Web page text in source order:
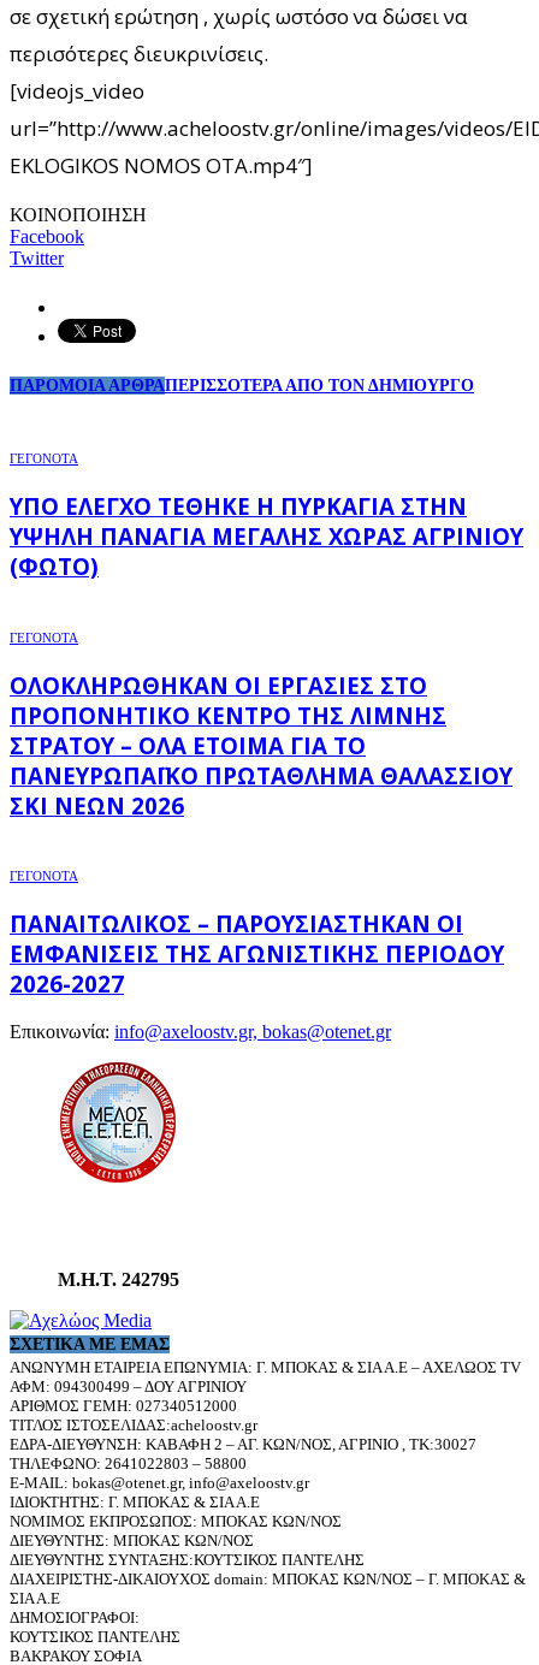
σε σχετική ερώτηση , χωρίς ωστόσο να δώσει να
περισότερες διευκρινίσεις.
[videojs_video
url=”http://www.acheloostv.gr/online/images/videos/
EKLOGIKOS NOMOS OTA.mp4″]
ΚΟΙΝΟΠΟΙΗΣΗ
Facebook
Twitter
ΠΑΡΟΜΟΙΑ ΑΡΘΡΑΠΕΡΙΣΣΟΤΕΡΑ ΑΠΟ ΤΟΝ ΔΗΜΙΟΥΡΓΟ
ΓΕΓΟΝΟΤΑ
ΥΠΌ ΈΛΕΓΧΟ ΤΈΘΗΚΕ Η ΠΥΡΚΑΓΙΆ ΣΤΗΝ
ΥΨΗΛΉ ΠΑΝΑΓΙΆ ΜΕΓΆΛΗΣ ΧΏΡΑΣ ΑΓΡΙΝΊΟΥ
(ΦΩΤΌ)
ΓΕΓΟΝΟΤΑ
ΟΛΟΚΛΗΡΏΘΗΚΑΝ ΟΙ ΕΡΓΑΣΊΕΣ ΣΤΟ
ΠΡΟΠΟΝΗΤΙΚΌ ΚΈΝΤΡΟ ΤΗΣ ΛΊΜΝΗΣ
ΣΤΡΆΤΟΥ – ΌΛΑ ΈΤΟΙΜΑ ΓΙΑ ΤΟ
ΠΑΝΕΥΡΩΠΑΪΚΌ ΠΡΩΤΆΘΛΗΜΑ ΘΑΛΆΣΣΙΟΥ
ΣΚΙ ΝΈΩΝ 2026
ΓΕΓΟΝΟΤΑ
ΠΑΝΑΙΤΩΛΙΚΌΣ – ΠΑΡΟΥΣΙΆΣΤΗΚΑΝ ΟΙ
ΕΜΦΑΝΊΣΕΙΣ ΤΗΣ ΑΓΩΝΙΣΤΙΚΉΣ ΠΕΡΙΌΔΟΥ
2026-2027
Επικοινωνία: info@axeloostv.gr, bokas@otenet.gr
Μ.Η.Τ. 242795
ΣΧΕΤΙΚΆ ΜΕ ΕΜΆΣ
ΑΝΩΝΥΜΗ ΕΤΑΙΡΕΙΑ ΕΠΩΝΥΜΙΑ: Γ. ΜΠΟΚΑΣ & ΣΙΑ Α.Ε – ΑΧΕΛΩΟΣ TV
ΑΦΜ: 094300499 – ΔΟΥ ΑΓΡΙΝΙΟΥ
ΑΡΙΘΜΟΣ ΓΕΜΗ: 027340512000
ΤΙΤΛΟΣ ΙΣΤΟΣΕΛΙΔΑΣ:acheloostv.gr
ΕΔΡΑ-ΔΙΕΥΘΥΝΣΗ: ΚΑΒΑΦΗ 2 – ΑΓ. ΚΩΝ/ΝΟΣ, ΑΓΡΙΝΙΟ , ΤΚ:30027
ΤΗΛΕΦΩΝΟ: 2641022803 – 58800
E-MAIL: bokas@otenet.gr, info@axeloostv.gr
ΙΔΙΟΚΤΗΤΗΣ: Γ. ΜΠΟΚΑΣ & ΣΙΑ Α.Ε
ΝΟΜΙΜΟΣ ΕΚΠΡΟΣΩΠΟΣ: ΜΠΟΚΑΣ ΚΩΝ/ΝΟΣ
ΔΙΕΥΘΥΝΤΗΣ: ΜΠΟΚΑΣ ΚΩΝ/ΝΟΣ
ΔΙΕΥΘΥΝΤΗΣ ΣΥΝΤΑΞΗΣ:ΚΟΥΤΣΙΚΟΣ ΠΑΝΤΕΛΗΣ
ΔΙΑΧΕΙΡΙΣΤΗΣ-ΔΙΚΑΙΟΥΧΟΣ domain: ΜΠΟΚΑΣ ΚΩΝ/ΝΟΣ – Γ. ΜΠΟΚΑΣ &
ΣΙΑ Α.Ε
ΔΗΜΟΣΙΟΓΡΑΦΟΙ:
ΚΟΥΤΣΙΚΟΣ ΠΑΝΤΕΛΗΣ
ΒΑΚΡΑΚΟΥ ΣΟΦΙΑ